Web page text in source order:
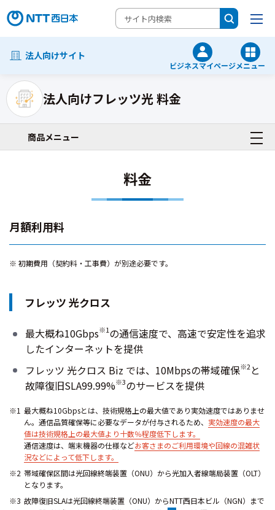
法人向けサイト
ビジネスマイページメニュー
法人向けフレッツ光 料金
ネットワーク・Wi-Fi・VPN一覧
商品メニュー
料金
月額利用料
初期費用（契約料・工事費）が別途必要です。
フレッツ 光クロス
最大概ね10Gbps※1の通信速度で、高速で安定性を追求
したインターネットを提供
フレッツ 光クロス Biz では、10Mbpsの帯域確保※2と
故障復旧SLA99.99%※3のサービスを提供
最大概ね10Gbpsとは、技術規格上の最大値であり実効速度ではありませ
ん。通信品質確保等に必要なデータが付与されるため、 実効速度の最大
値は技術規格上の最大値より十数％程度低下します。
通信速度は、端末機器の仕様などお客さまのご利用環境や回線の混雑状
況などによって低下します。
帯域確保区間は光回線終端装置（ONU）から光加入者線端局装置（OLT）
となります。
故障復旧SLAは光回線終端装置（ONU）からNTT西日本ビル（NGN）まで